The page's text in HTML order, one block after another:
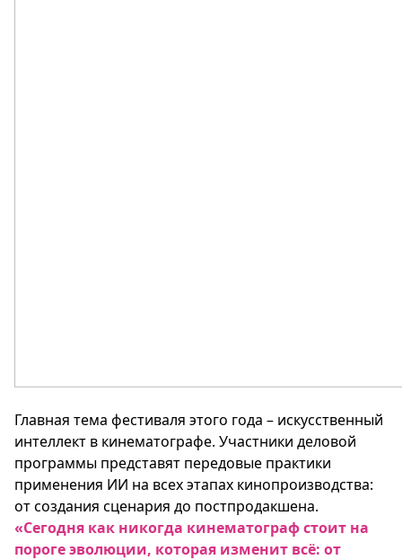
Главная тема фестиваля этого года – искусственный
интеллект в кинематографе. Участники деловой
программы представят передовые практики
применения ИИ на всех этапах кинопроизводства:
от создания сценария до постпродакшена.
«Сегодня как никогда кинематограф стоит на
пороге эволюции, которая изменит всё: от